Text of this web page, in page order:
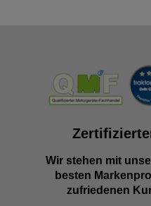
Wir stehen mit
besten
zufriedenen